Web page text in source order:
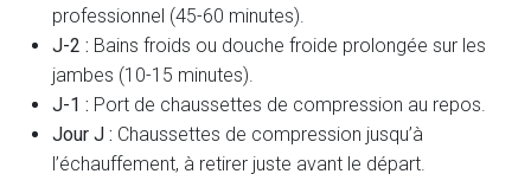
professionnel (45-60 minutes).
J-2 : Bains froids ou douche froide prolongée sur les
jambes (10-15 minutes).
J-1 : Port de chaussettes de compression au repos.
Jour J : Chaussettes de compression jusqu’à
l’échauffement, à retirer juste avant le départ.